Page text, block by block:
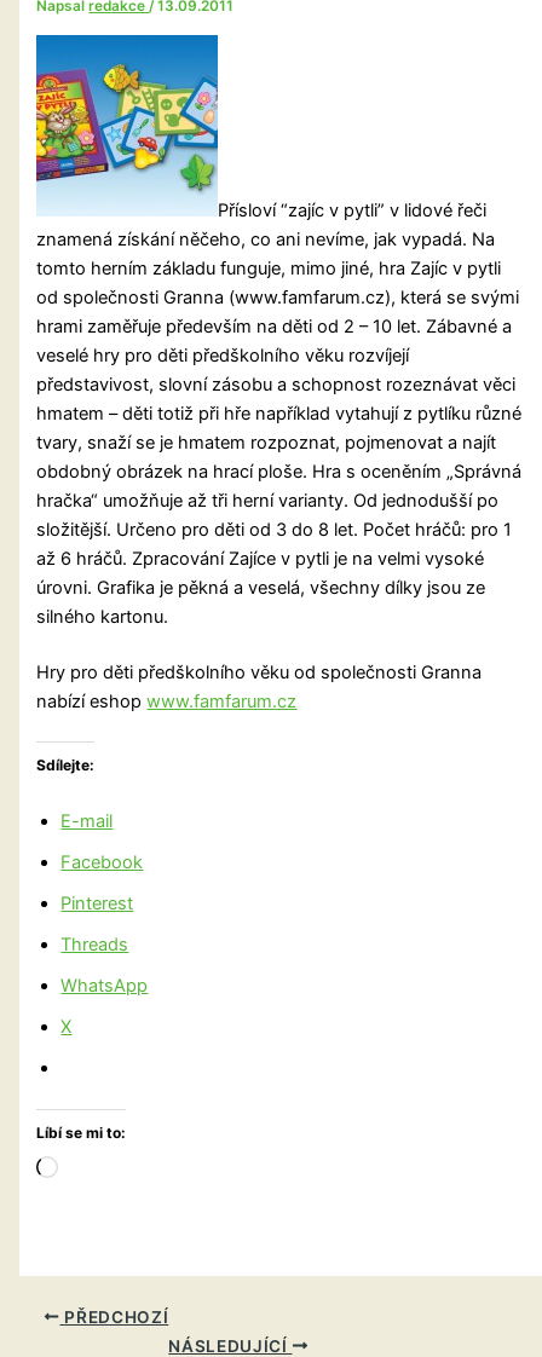
Napsalredakce/13.09.2011
Přísloví “zajíc v pytli” v lidové řeči
znamená získání něčeho, co ani nevíme, jak vypadá. Na
tomto herním základu funguje, mimo jiné, hra Zajíc v pytli
od společnosti Granna (www.famfarum.cz), která se svými
hrami zaměřuje především na děti od 2 – 10 let. Zábavné a
veselé hry pro děti předškolního věku rozvíjejí
představivost, slovní zásobu a schopnost rozeznávatvěci
hmatem – děti totiž při hře například vytahují z pytlíku různé
tvary, snaží se je hmatem rozpoznat, pojmenovat a najít
obdobný obrázek na hrací ploše. Hra s oceněním „Správná
hračka“ umožňuje až tři herní varianty. Od jednodušší po
složitější. Určeno pro děti od 3 do 8 let. Počet hráčů: pro 1
až 6 hráčů. Zpracování Zajíce v pytli je na velmi vysoké
úrovni. Grafika je pěkná a veselá, všechny dílky jsou ze
silného kartonu.
Hry pro děti předškolního věku od společnosti Granna
nabízí eshopwww.famfarum.cz
Sdílejte:
E-mail
Facebook
Pinterest
Threads
WhatsApp
X
Líbí se mi to:
Načítání…
PŘEDCHOZÍ
NÁSLEDUJÍCÍ